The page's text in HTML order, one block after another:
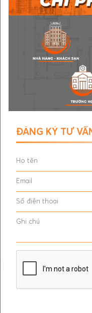
NỘI THẤT ĐẸP
Kiến trúc
Thiết kế & thi công
Nội thất
Bài viết liên quan
THIẾT KẾ NỘI THẤT PP
ĐĂNG KÝ
ĐĂNG KÝ TƯ